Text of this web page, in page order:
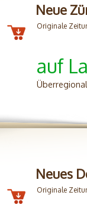
Neue
Originale
auf
Neues
Originale